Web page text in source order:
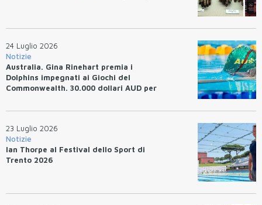
24 Luglio 2026
Notizie
Australia. Gina Rinehart premia i
Dolphins impegnati ai Giochi del
Commonwealth. 30.000 dollari AUD per
23 Luglio 2026
Notizie
Ian Thorpe al Festival dello Sport di
Trento 2026